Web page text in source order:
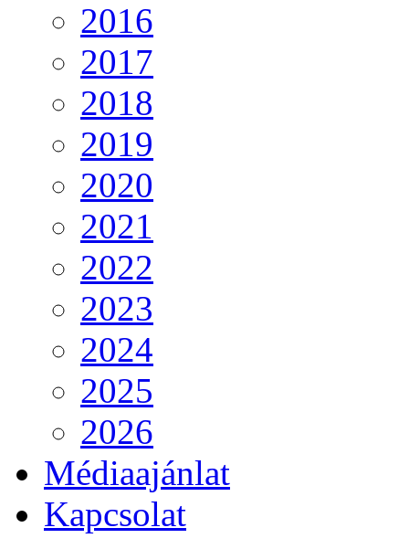
2016
2017
2018
2019
2020
2021
2022
2023
2024
2025
2026
Médiaajánlat
Kapcsolat